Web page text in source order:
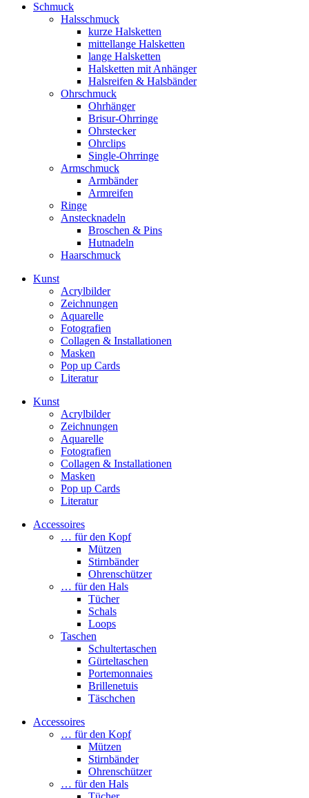
Schmuck
Halsschmuck
kurze Halsketten
mittellange Halsketten
lange Halsketten
Halsketten mit Anhänger
Halsreifen & Halsbänder
Ohrschmuck
Ohrhänger
Brisur-Ohrringe
Ohrstecker
Ohrclips
Single-Ohrringe
Armschmuck
Armbänder
Armreifen
Ringe
Anstecknadeln
Broschen & Pins
Hutnadeln
Haarschmuck
Kunst
Acrylbilder
Zeichnungen
Aquarelle
Fotografien
Collagen & Installationen
Masken
Pop up Cards
Literatur
Kunst
Acrylbilder
Zeichnungen
Aquarelle
Fotografien
Collagen & Installationen
Masken
Pop up Cards
Literatur
Accessoires
… für den Kopf
Mützen
Stirnbänder
Ohrenschützer
… für den Hals
Tücher
Schals
Loops
Taschen
Schultertaschen
Gürteltaschen
Portemonnaies
Brillenetuis
Täschchen
Accessoires
… für den Kopf
Mützen
Stirnbänder
Ohrenschützer
… für den Hals